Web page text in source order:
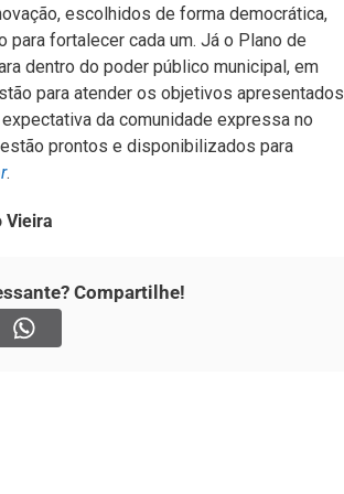
escolhidos de forma democrática,
fortalecer cada um. Já o Plano de
dentro do poder público municipal, em
para atender os objetivos apresentados
da comunidade expressa no
prontos e disponibilizados para
.
Vieira
Compartilhe!